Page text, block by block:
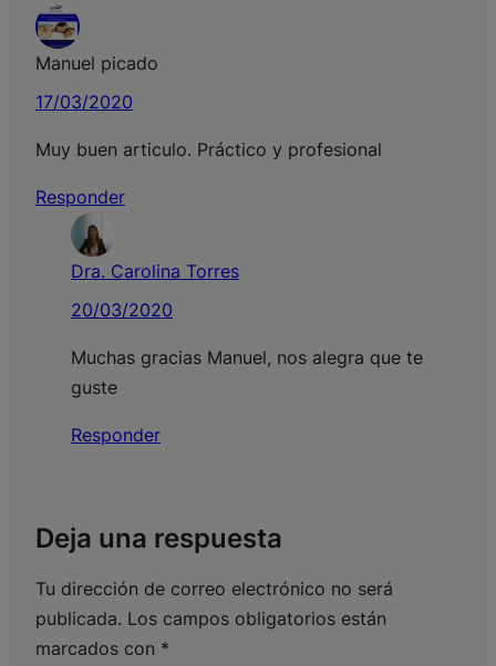
Manuel picado
17/03/2020
Muy buen articulo. Práctico y profesional
Responder
Dra. Carolina Torres
20/03/2020
Muchas gracias Manuel, nos alegra que te
guste
Responder
Deja una respuesta
Tu dirección de correo electrónico no será
publicada. Los campos obligatorios están
marcados con *